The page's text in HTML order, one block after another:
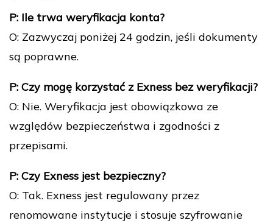
P: Ile trwa weryfikacja konta?
O: Zazwyczaj poniżej 24 godzin, jeśli dokumenty
są poprawne.
P: Czy mogę korzystać z Exness bez weryfikacji?
O: Nie. Weryfikacja jest obowiązkowa ze
względów bezpieczeństwa i zgodności z
przepisami.
P: Czy Exness jest bezpieczny?
O: Tak. Exness jest regulowany przez
renomowane instytucje i stosuje szyfrowanie